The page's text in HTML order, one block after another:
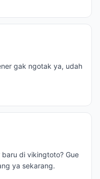
gak ngotak ya, udah
di vikingtoto? Gue
ya sekarang.